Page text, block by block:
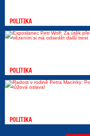
POLITIKA
POLITIKA
POLITIKA